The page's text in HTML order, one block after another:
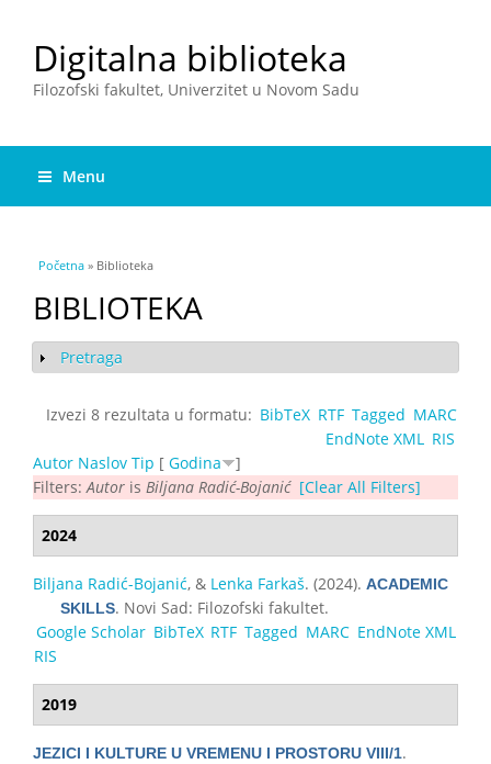
Digitalna biblioteka
Filozofski fakultet, Univerzitet u Novom Sadu
Menu
You are here
Početna » Biblioteka
BIBLIOTEKA
Show
Pretraga
Izvezi 8 rezultata u formatu: BibTeX RTF Tagged MARC
EndNote XML
RIS
Autor Naslov Tip [ Godina
]
Filters: Autor is Biljana Radić-Bojanić [Clear All Filters]
2024
Biljana Radić-Bojanić, & Lenka Farkaš. (2024). ACADEMIC
SKILLS. Novi Sad: Filozofski fakultet.
Google Scholar BibTeX RTF Tagged MARC EndNote XML
RIS
2019
JEZICI I KULTURE U VREMENU I PROSTORU VIII/1.